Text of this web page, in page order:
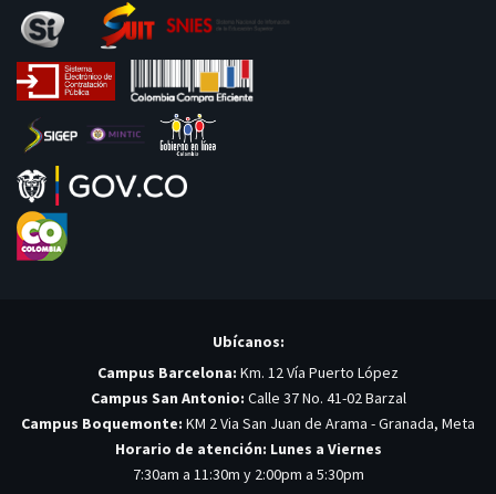
Ubícanos:
Campus Barcelona: Km. 12 Vía Puerto López
Campus San Antonio: Calle 37 No. 41-02 Barzal
Campus Boquemonte: KM 2 Via San Juan de Arama - Granada, Meta
Horario de atención: Lunes a Viernes
7:30am a 11:30m y 2:00pm a 5:30pm